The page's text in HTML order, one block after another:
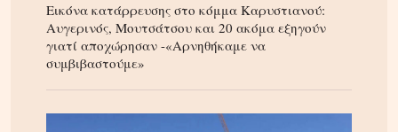
Εικόνα κατάρρευσης στο κόμμα Καρυστιανού:
Αυγερινός, Μουτσάτσου και 20 ακόμα εξηγούν
γιατί αποχώρησαν -«Αρνηθήκαμε να
συμβιβαστούμε»